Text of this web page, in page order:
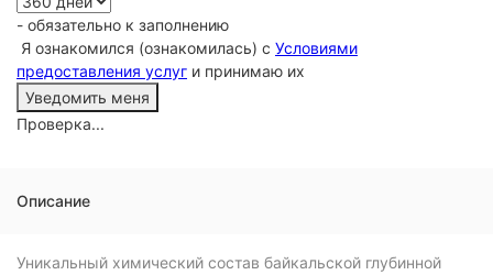
- обязательно к заполнению
Я ознакомился (ознакомилась) с Условиями
предоставления услуг и принимаю их
Проверка...
Описание
Уникальный химический состав байкальской глубинной